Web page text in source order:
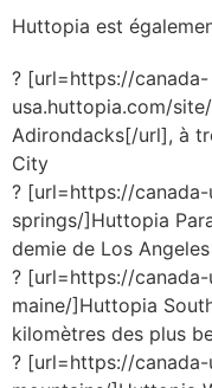
Huttopia est
? [url=https://canada-
usa.huttopia.com/
Adirondacks[/url], à
City
? [url=https://
springs/]Huttopia
demie de Los Angeles
? [url=https://
maine/]Huttopia
kilomètres des plus
? [url=https://